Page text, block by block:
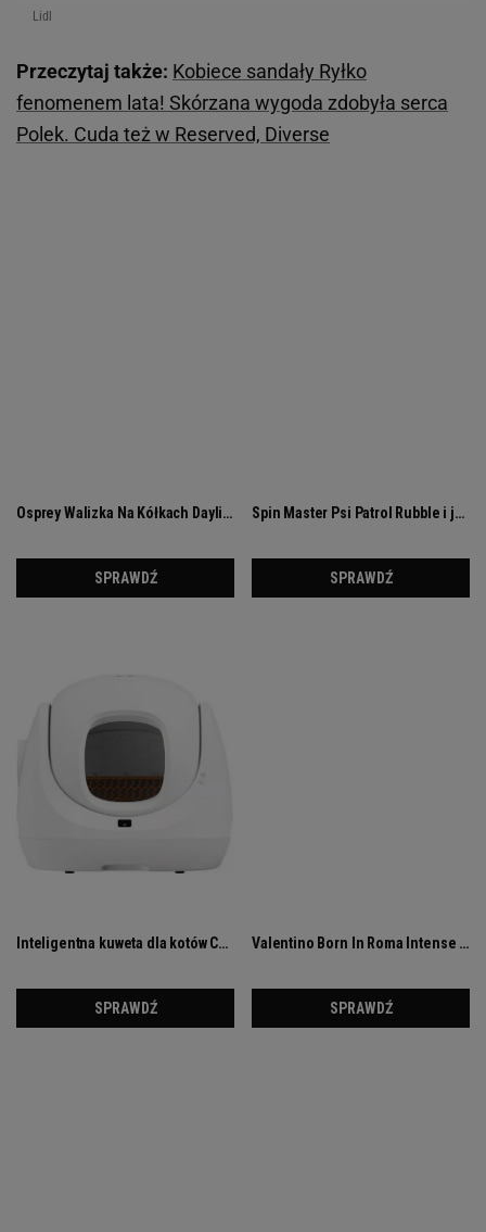
Lidl
Przeczytaj także: Kobiece sandały Ryłko
fenomenem lata! Skórzana wygoda zdobyła serca
Polek. Cuda też w Reserved, Diverse